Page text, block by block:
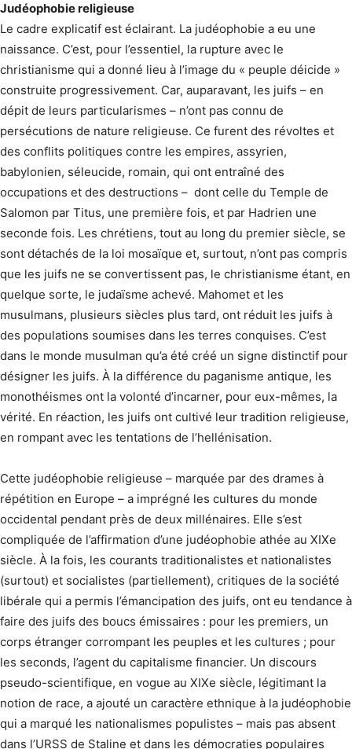
Judéophobie religieuse
Le cadre explicatif est éclairant. La judéophobie a eu une
naissance. C’est, pour l’essentiel, la rupture avec le
christianisme qui a donné lieu à l’image du « peuple déicide »
construite progressivement. Car, auparavant, les juifs – en
dépit de leurs particularismes – n’ont pas connu de
persécutions de nature religieuse. Ce furent des révoltes et
des conflits politiques contre les empires, assyrien,
babylonien, séleucide, romain, qui ont entraîné des
occupations et des destructions – dont celle du Temple de
Salomon par Titus, une première fois, et par Hadrien une
seconde fois. Les chrétiens, tout au long du premier siècle, se
sont détachés de la loi mosaïque et, surtout, n’ont pas compris
que les juifs ne se convertissent pas, le christianisme étant, en
quelque sorte, le judaïsme achevé. Mahomet et les
musulmans, plusieurs siècles plus tard, ont réduit les juifs à
des populations soumises dans les terres conquises. C’est
dans le monde musulman qu’a été créé un signe distinctif pour
désigner les juifs. À la différence du paganisme antique, les
monothéismes ont la volonté d’incarner, pour eux-mêmes, la
vérité. En réaction, les juifs ont cultivé leur tradition religieuse,
en rompant avec les tentations de l’hellénisation.
Cette judéophobie religieuse – marquée par des drames à
répétition en Europe – a imprégné les cultures du monde
occidental pendant près de deux millénaires. Elle s’est
compliquée de l’affirmation d’une judéophobie athée au XIXe
siècle. À la fois, les courants traditionalistes et nationalistes
(surtout) et socialistes (partiellement), critiques de la société
libérale qui a permis l’éman­cipation des juifs, ont eu tendance à
faire des juifs des boucs émissaires : pour les premiers, un
corps étranger corrompant les peuples et les cultures ; pour
les seconds, l’agent du capitalisme financier. Un discours
pseudo-scientifique, en vogue au XIXe siècle, légitimant la
notion de race, a ajouté un caractère ethnique à la judéophobie
qui a marqué les nationalismes populistes – mais pas absent
dans l’URSS de Staline et dans les démocraties populaires